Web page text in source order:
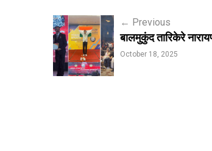
P
o
s
← Previous
बालमुकुंद तारिकेरे
October 18, 2025